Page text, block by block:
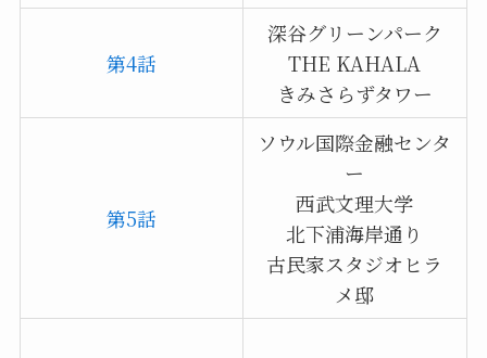
第4話
深谷グリーンパーク
THE KAHALA
きみさらずタワー
第5話
ソウル国際金融センタ
ー
西武文理大学
北下浦海岸通り
古民家スタジオヒラ
メ邸